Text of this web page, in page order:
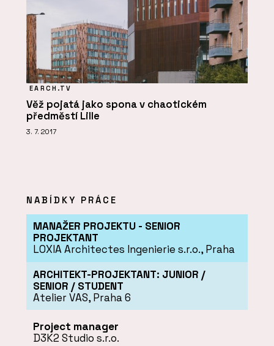
EARCH.TV
Věž pojatá jako spona v chaotickém
předměstí Lille
3. 7. 2017
NABÍDKY PRÁCE
MANAŽER PROJEKTU - SENIOR
PROJEKTANT
LOXIA Architectes Ingenierie s.r.o., Praha
ARCHITEKT-PROJEKTANT: JUNIOR /
SENIOR / STUDENT
Atelier VAS, Praha 6
Project manager
D3K2 Studio s.r.o.